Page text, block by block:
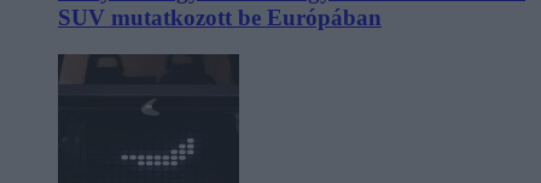
SUV mutatkozott be Európában